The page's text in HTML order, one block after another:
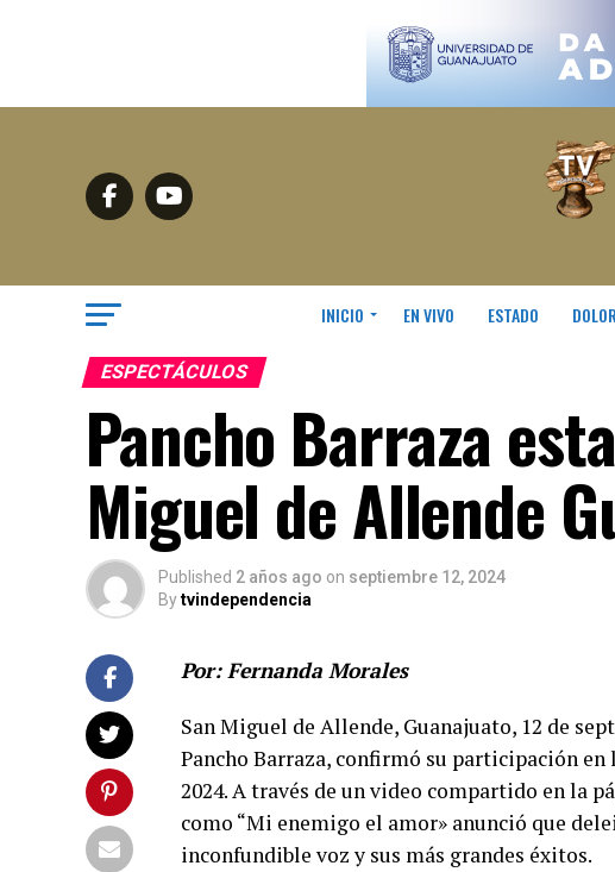
INICIO EN VIVO ESTADO
ESPECTÁCULOS
Pancho Barraza
Miguel de Allende
Published 2 años ago on septiembre 12, 2024
Bytvindependencia
Por: Fernanda Morales
San Miguel de Allende, Guanajuato, 12 de
Pancho Barraza, confirmó su participación
2024. A través de un video compartido en la
como “Mi enemigo el amor» anunció que
inconfundible voz y sus más grandes éxitos.